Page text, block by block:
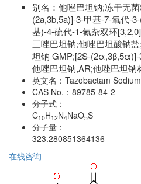
别名： 他唑巴坦钠;冻干无
(2a,3b,5a)]-3-甲基-7-氧代-
基)-4-硫代-1-氮杂双环
三唑巴坦钠;他唑巴坦酸钠
坦钠 GMP;[2S-
他唑巴坦钠,AR;他唑巴坦钠
英文名： Tazobactam
CAS No.： 89785-84-2
分子式：
C10H12N4NaO5S
分子量：
323.280851364136
在线咨询